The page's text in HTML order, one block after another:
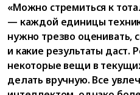
«Можно стремиться к
— каждой единицы
нужно трезво оценивать,
и какие результаты даст.
некоторые вещи в
делать вручную. Все